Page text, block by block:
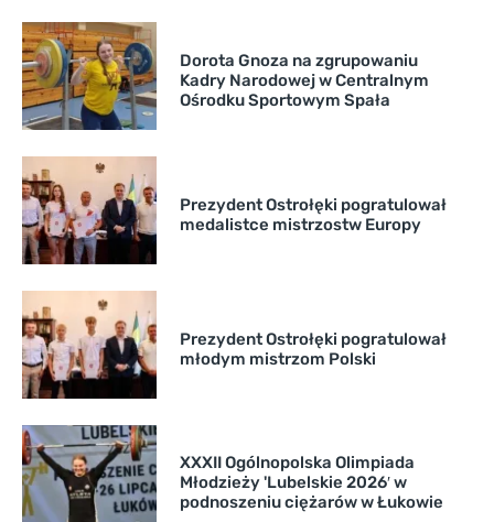
Dorota Gnoza na zgrupowaniu
Kadry Narodowej w Centralnym
Ośrodku Sportowym Spała
Prezydent Ostrołęki pogratulował
medalistce mistrzostw Europy
Prezydent Ostrołęki pogratulował
młodym mistrzom Polski
XXXII Ogólnopolska Olimpiada
Młodzieży 'Lubelskie 2026′ w
podnoszeniu ciężarów w Łukowie